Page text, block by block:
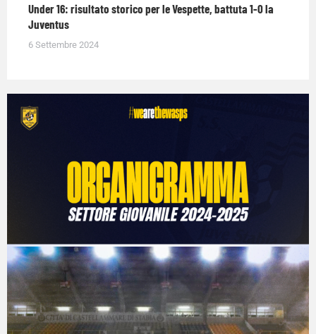
Under 16: risultato storico per le Vespette, battuta 1-0 la
Juventus
6 Settembre 2024